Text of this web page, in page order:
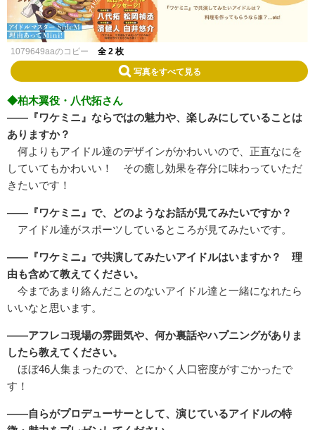
1079649aaのコピー 全 2 枚
写真をすべて見る
◆柏木翼役・八代拓さん
――『ワケミニ』ならではの魅力や、楽しみにしていることは
ありますか？
何よりもアイドル達のデザインがかわいいので、正直なにを
していてもかわいい！ その癒し効果を存分に味わっていただ
きたいです！
――『ワケミニ』で、どのようなお話が見てみたいですか？
アイドル達がスポーツしているところが見てみたいです。
――『ワケミニ』で共演してみたいアイドルはいますか？ 理
由も含めて教えてください。
今まであまり絡んだことのないアイドル達と一緒になれたら
いいなと思います。
――アフレコ現場の雰囲気や、何か裏話やハプニングがありま
したら教えてください。
ほぼ46人集まったので、とにかく人口密度がすごかったで
す！
――自らがプロデューサーとして、演じているアイドルの特